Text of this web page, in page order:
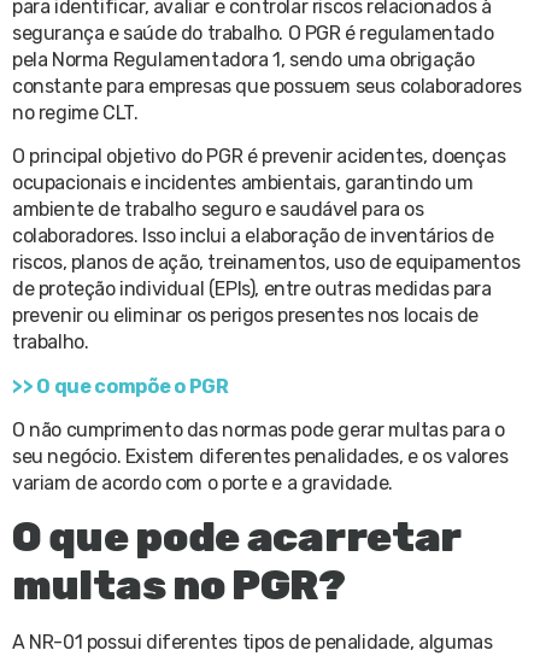
para identificar, avaliar e controlar riscos relacionados à
segurança e saúde do trabalho. O PGR é regulamentado
pela Norma Regulamentadora 1, sendo uma obrigação
constante para empresas que possuem seus colaboradores
no regime CLT.
O principal objetivo do PGR é prevenir acidentes, doenças
ocupacionais e incidentes ambientais, garantindo um
ambiente de trabalho seguro e saudável para os
colaboradores. Isso inclui a elaboração de inventários de
riscos, planos de ação, treinamentos, uso de equipamentos
de proteção individual (EPIs), entre outras medidas para
prevenir ou eliminar os perigos presentes nos locais de
trabalho.
>> O que compõe o PGR
O não cumprimento das normas pode gerar multas para o
seu negócio. Existem diferentes penalidades, e os valores
variam de acordo com o porte e a gravidade.
O que pode acarretar
multas no PGR?
A NR-01 possui diferentes tipos de penalidade, algumas